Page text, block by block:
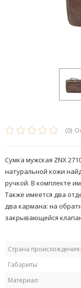
(0)
Сумка мужская ZNX
натуральной кожи
ручкой. В комплекте
Также имеется два
два кармана: на
закрывающейся
Страна происхождения:
Габариты:
Материал: